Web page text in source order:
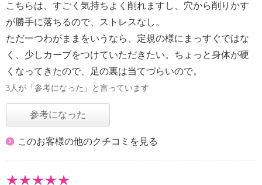
こちらは、すごく気持ちよく削れますし、穴から削りかす
が勝手に落ちるので、ストレスなし。
ただ一つわがままをいうなら、定規の様にまっすぐではな
く、少しカーブをつけていただきたい。ちょっと身体が硬
くなってきたので、足の裏は当てづらいので。
3人が「参考になった」と言っています
参考になった
このお客様の他のクチコミを見る